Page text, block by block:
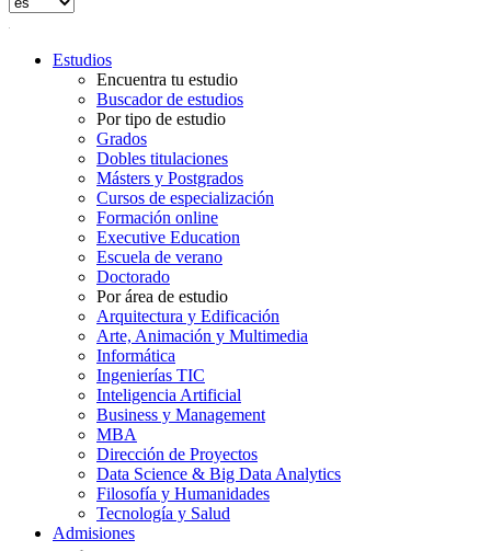
Estudios
Encuentra tu estudio
Buscador de estudios
Por tipo de estudio
Grados
Dobles titulaciones
Másters y Postgrados
Cursos de especialización
Formación online
Executive Education
Escuela de verano
Doctorado
Por área de estudio
Arquitectura y Edificación
Arte, Animación y Multimedia
Informática
Ingenierías TIC
Inteligencia Artificial
Business y Management
MBA
Dirección de Proyectos
Data Science & Big Data Analytics
Filosofía y Humanidades
Tecnología y Salud
Admisiones